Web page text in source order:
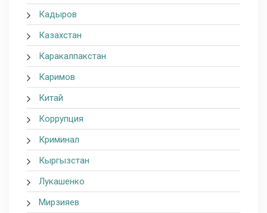
Кадыров
Казахстан
Каракалпакстан
Каримов
Китай
Коррупция
Криминал
Кыргызстан
Лукашенко
Мирзияев